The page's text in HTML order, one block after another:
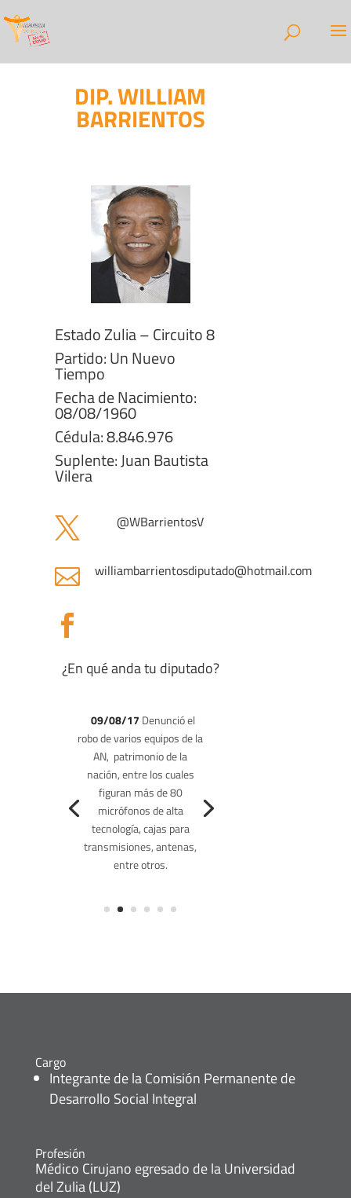
DIP. WILLIAM
BARRIENTOS
Estado Zulia – Circuito 8
Partido: Un Nuevo
Tiempo
Fecha de Nacimiento:
08/08/1960
Cédula: 8.846.976
Suplente: Juan Bautista
Vilera
 @WBarrientosV
 williambarrientosdiputado@hotmail.com

¿En qué anda tu diputado?
09/08/17 Denunció el
robo de varios equipos de la
AN, patrimonio de la
nación, entre los cuales
figuran más de 80
micrófonos de alta
tecnología, cajas para
transmisiones, antenas,
entre otros.
(19.12.16)Cuestionó que
el comité de postulaciones
encargada de designar a
los rectores del CNE no
presentó a tiempo los
candidatos a ser elegidos
Cargo
Integrante de la Comisión Permanente de
Desarrollo Social Integral
Profesión
Médico Cirujano egresado de la Universidad
del Zulia (LUZ)